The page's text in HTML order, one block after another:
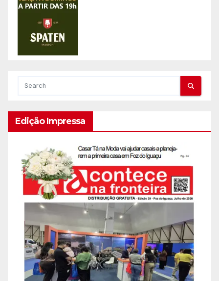
Edição Impressa